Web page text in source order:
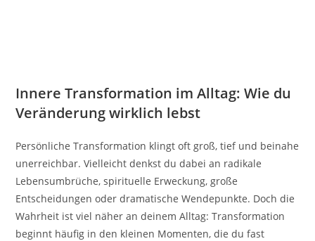
Innere Transformation im Alltag: Wie du
Veränderung wirklich lebst
Persönliche Transformation klingt oft groß, tief und beinahe
unerreichbar. Vielleicht denkst du dabei an radikale
Lebensumbrüche, spirituelle Erweckung, große
Entscheidungen oder dramatische Wendepunkte. Doch die
Wahrheit ist viel näher an deinem Alltag: Transformation
beginnt häufig in den kleinen Momenten, die du fast